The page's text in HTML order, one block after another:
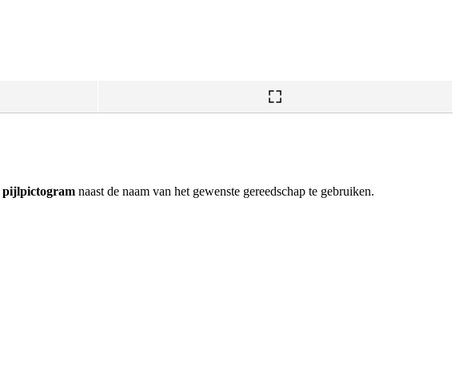
pijlpictogram naast de naam van het gewenste gereedschap te gebruiken.